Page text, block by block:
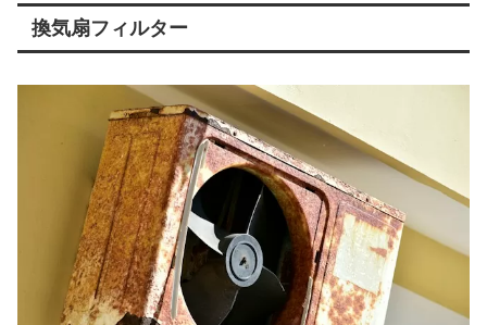
換気扇フィルター